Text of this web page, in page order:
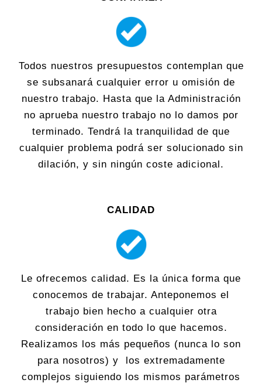
Todos nuestros presupuestos contemplan que
se subsanará cualquier error u omisión de
nuestro trabajo. Hasta que la Administración
no aprueba nuestro trabajo no lo damos por
terminado. Tendrá la tranquilidad de que
cualquier problema podrá ser solucionado sin
dilación, y sin ningún coste adicional.
CALIDAD
Le ofrecemos calidad. Es la única forma que
conocemos de trabajar. Anteponemos el
trabajo bien hecho a cualquier otra
consideración en todo lo que hacemos.
Realizamos los más pequeños (nunca lo son
para nosotros) y los extremadamente
complejos siguiendo los mismos parámetros